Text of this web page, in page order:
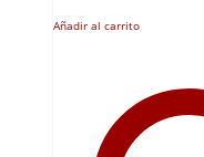
Añadir al carrito